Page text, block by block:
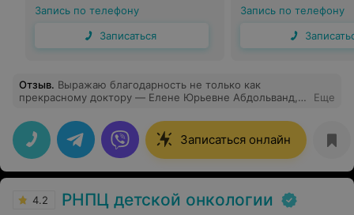
Запись по телефону
Записаться
Запись по телефону
Отзыв. Выражаю благодарность не только как
прекрасному доктору — Елене Юрьевне Абдольванд,
качественную консультацию терапевта и за тёплый
приём! Сама клиника тоже оставила приятные
впечатления! Девочки из регистратуры вежливые и
отзывчивые!
Еще
Записаться онлайн
4.2 РНПЦ детской онкологии